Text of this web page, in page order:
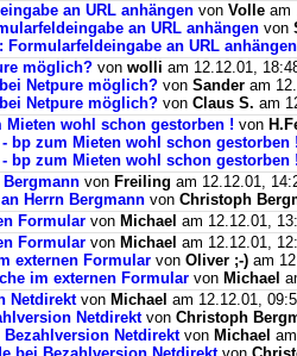
an URL anhängen von Volle am
an URL anhängen von
Formularfeldeingabe an URL anhängen
möglich? von wolli am 12.12.01,
Netpure möglich? von Sander am
Netpure möglich? von Claus S. am
Mieten wohl schon gestorben ! von
- bp zum Mieten wohl schon gestorben
- bp zum Mieten wohl schon gestorben
Bergmann von Freiling am 12.12.01,
Herrn Bergmann von Christoph
Formular von Michael am 12.12.01,
Formular von Michael am 12.12.01,
externen Formular von Oliver ;-) am
im externen Formular von Michael
Netdirektvon Michael am 12.12.01,
Netdirektvon Christoph
Bezahlversion Netdirektvon Michael